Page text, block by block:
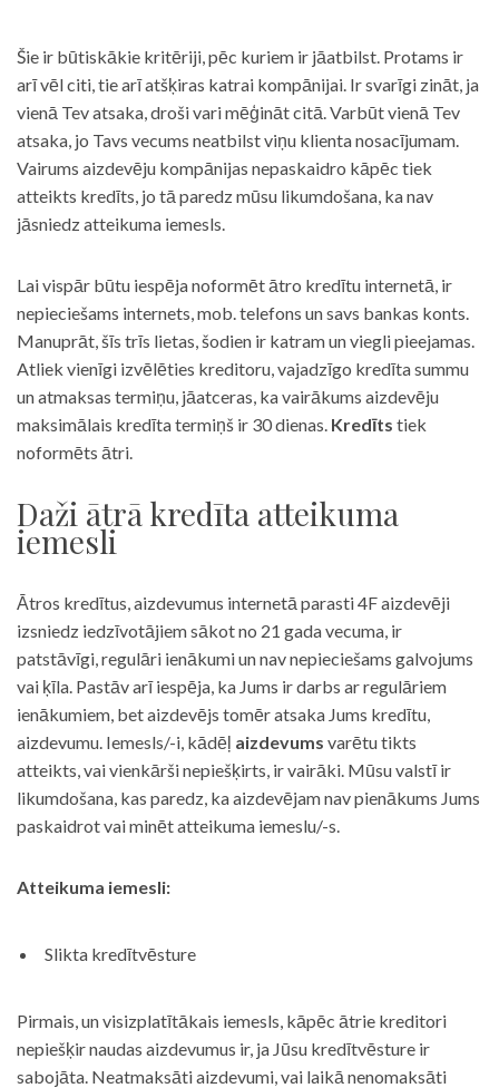
Šie ir būtiskākie kritēriji, pēc kuriem ir jāatbilst. Protams ir
arī vēl citi, tie arī atšķiras katrai kompānijai. Ir svarīgi zināt, ja
vienā Tev atsaka, droši vari mēģināt citā. Varbūt vienā Tev
atsaka, jo Tavs vecums neatbilst viņu klienta nosacījumam.
Vairums aizdevēju kompānijas nepaskaidro kāpēc tiek
atteikts kredīts, jo tā paredz mūsu likumdošana, ka nav
jāsniedz atteikuma iemesls.
Lai vispār būtu iespēja noformēt ātro kredītu internetā, ir
nepieciešams internets, mob. telefons un savs bankas konts.
Manuprāt, šīs trīs lietas, šodien ir katram un viegli pieejamas.
Atliek vienīgi izvēlēties kreditoru, vajadzīgo kredīta summu
un atmaksas termiņu, jāatceras, ka vairākums aizdevēju
maksimālais kredīta termiņš ir 30 dienas. Kredīts tiek
noformēts ātri.
Daži ātrā kredīta atteikuma
iemesli
Ātros kredītus, aizdevumus internetā parasti 4F aizdevēji
izsniedz iedzīvotājiem sākot no 21 gada vecuma, ir
patstāvīgi, regulāri ienākumi un nav nepieciešams galvojums
vai ķīla. Pastāv arī iespēja, ka Jums ir darbs ar regulāriem
ienākumiem, bet aizdevējs tomēr atsaka Jums kredītu,
aizdevumu. Iemesls/-i, kādēļ aizdevums varētu tikts
atteikts, vai vienkārši nepiešķirts, ir vairāki. Mūsu valstī ir
likumdošana, kas paredz, ka aizdevējam nav pienākums Jums
paskaidrot vai minēt atteikuma iemeslu/-s.
Atteikuma iemesli:
Slikta kredītvēsture
Pirmais, un visizplatītākais iemesls, kāpēc ātrie kreditori
nepiešķir naudas aizdevumus ir, ja Jūsu kredītvēsture ir
sabojāta. Neatmaksāti aizdevumi, vai laikā nenomaksāti